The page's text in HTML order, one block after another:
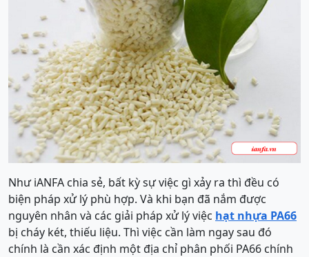
Như iANFA chia sẻ, bất kỳ sự việc gì xảy ra thì đều có
biện pháp xử lý phù hợp. Và khi bạn đã nắm được
nguyên nhân và các giải pháp xử lý việc hạt nhựa PA66
bị cháy két, thiếu liệu. Thì việc cần làm ngay sau đó
chính là cần xác định một địa chỉ phân phối PA66 chính